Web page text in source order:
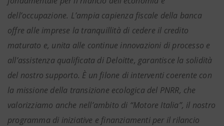
dell’occupazione. L’ampia capienza fiscale della banca
offre alle imprese la tranquillità di cedere il credito
maturato e, unita alle continue innovazioni di processo e
all’assistenza qualificata di Deloitte, garantisce la solidità
del nostro supporto. È un filone di interventi coerente con
la missione della transizione ecologica del PNRR, che
valorizziamo anche nell’ambito di “Motore Italia”, il nostro
programma di iniziative e finanziamenti per il rilancio